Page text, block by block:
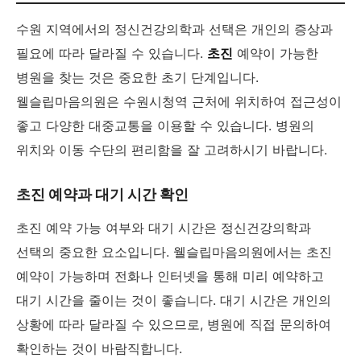
수원 지역에서의 정신건강의학과 선택은 개인의 증상과
필요에 따라 달라질 수 있습니다. 초진 예약이 가능한
병원을 찾는 것은 중요한 초기 단계입니다.
웰슬립마음의원은 수원시청역 근처에 위치하여 접근성이
좋고 다양한 대중교통을 이용할 수 있습니다. 병원의
위치와 이동 수단의 편리함을 잘 고려하시기 바랍니다.
초진 예약과 대기 시간 확인
초진 예약 가능 여부와 대기 시간은 정신건강의학과
선택의 중요한 요소입니다. 웰슬립마음의원에서는 초진
예약이 가능하며 전화나 인터넷을 통해 미리 예약하고
대기 시간을 줄이는 것이 좋습니다. 대기 시간은 개인의
상황에 따라 달라질 수 있으므로, 병원에 직접 문의하여
확인하는 것이 바람직합니다.